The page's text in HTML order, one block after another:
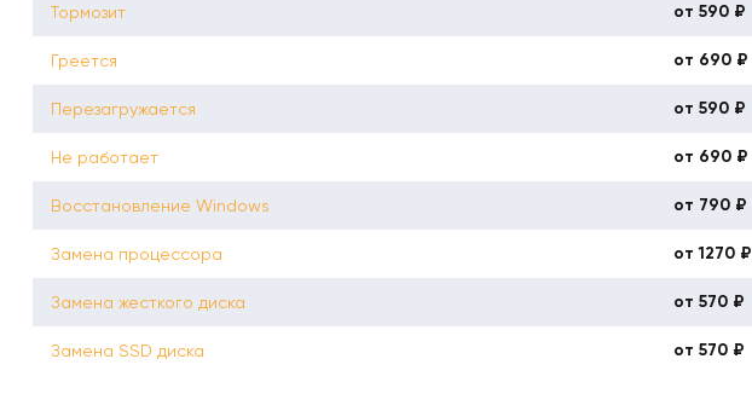
Тормозит от 590 ₽
Греется от 690 ₽
Перезагружается от 590 ₽
Не работает от 690 ₽
Восстановление Windows от 790 ₽
Замена процессора от 1270 ₽
Замена жесткого диска от 570 ₽
Замена SSD диска от 570 ₽